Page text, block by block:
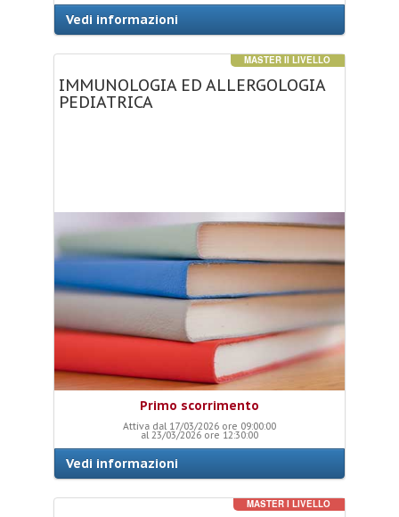
Vedi informazioni
MASTER II LIVELLO
IMMUNOLOGIA ED ALLERGOLOGIA
PEDIATRICA
Primo scorrimento
Attiva dal 17/03/2026 ore 09:00:00
al 23/03/2026 ore 12:30:00
Vedi informazioni
MASTER I LIVELLO